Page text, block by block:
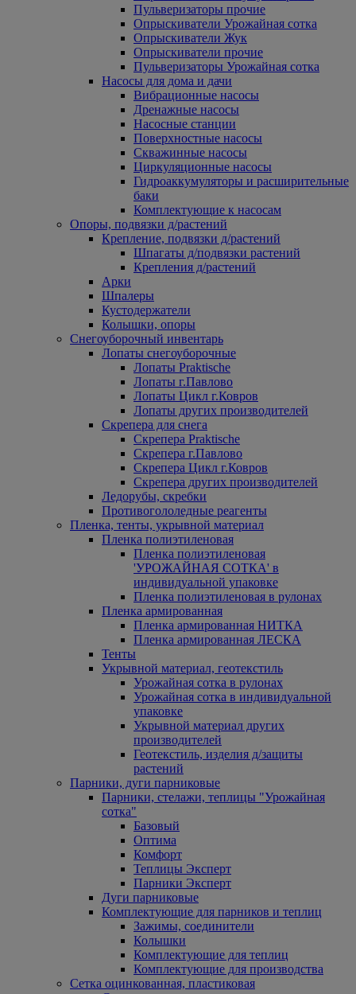
Пульверизаторы прочие
Опрыскиватели Урожайная сотка
Опрыскиватели Жук
Опрыскиватели прочие
Пульверизаторы Урожайная сотка
Насосы для дома и дачи
Вибрационные насосы
Дренажные насосы
Насосные станции
Поверхностные насосы
Скважинные насосы
Циркуляционные насосы
Гидроаккумуляторы и расширительные
баки
Комплектующие к насосам
Опоры, подвязки д/растений
Крепление, подвязки д/растений
Шпагаты д/подвязки растений
Крепления д/растений
Арки
Шпалеры
Кустодержатели
Колышки, опоры
Снегоуборочный инвентарь
Лопаты снегоуборочные
Лопаты Praktische
Лопаты г.Павлово
Лопаты Цикл г.Ковров
Лопаты других производителей
Скрепера для снега
Скрепера Praktische
Скрепера г.Павлово
Скрепера Цикл г.Ковров
Скрепера других производителей
Ледорубы, скребки
Противогололедные реагенты
Пленка, тенты, укрывной материал
Пленка полиэтиленовая
Пленка полиэтиленовая
'УРОЖАЙНАЯ СОТКА' в
индивидуальной упаковке
Пленка полиэтиленовая в рулонах
Пленка армированная
Пленка армированная НИТКА
Пленка армированная ЛЕСКА
Тенты
Укрывной материал, геотекстиль
Урожайная сотка в рулонах
Урожайная сотка в индивидуальной
упаковке
Укрывной материал других
производителей
Геотекстиль, изделия д/защиты
растений
Парники, дуги парниковые
Парники, стелажи, теплицы "Урожайная
сотка"
Базовый
Оптима
Комфорт
Теплицы Эксперт
Парники Эксперт
Дуги парниковые
Комплектующие для парников и теплиц
Зажимы, соединители
Колышки
Комплектующие для теплиц
Комплектующие для производства
Сетка оцинкованная, пластиковая